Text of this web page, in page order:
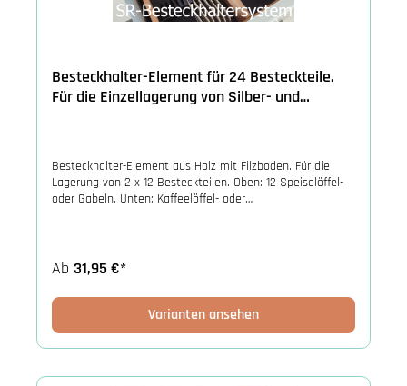
Besteckhalter-Element für 24 Besteckteile.
Für die Einzellagerung von Silber- und
Besteckhalter-Element aus Holz mit Filzboden. Für die
Lagerung von 2 x 12 Besteckteilen. Oben: 12 Speiselöffel-
oder Gabeln. Unten: Kaffeelöffel- oder
Ab 31,95 €*
Varianten ansehen